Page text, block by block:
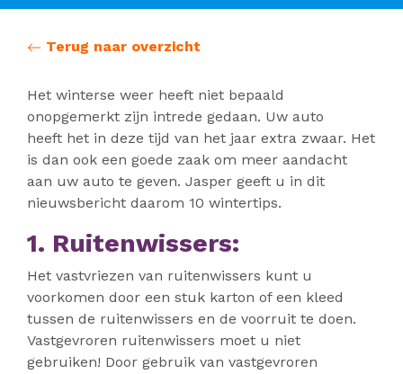
Terug naar overzicht
Het winterse weer heeft niet bepaald
onopgemerkt zijn intrede gedaan. Uw auto
heeft het in deze tijd van het jaar extra zwaar. Het
is dan ook een goede zaak om meer aandacht
aan uw auto te geven. Jasper geeft u in dit
nieuwsbericht daarom 10 wintertips.
1. Ruitenwissers:
Het vastvriezen van ruitenwissers kunt u
voorkomen door een stuk karton of een kleed
tussen de ruitenwissers en de voorruit te doen.
Vastgevroren ruitenwissers moet u niet
gebruiken! Door gebruik van vastgevroren